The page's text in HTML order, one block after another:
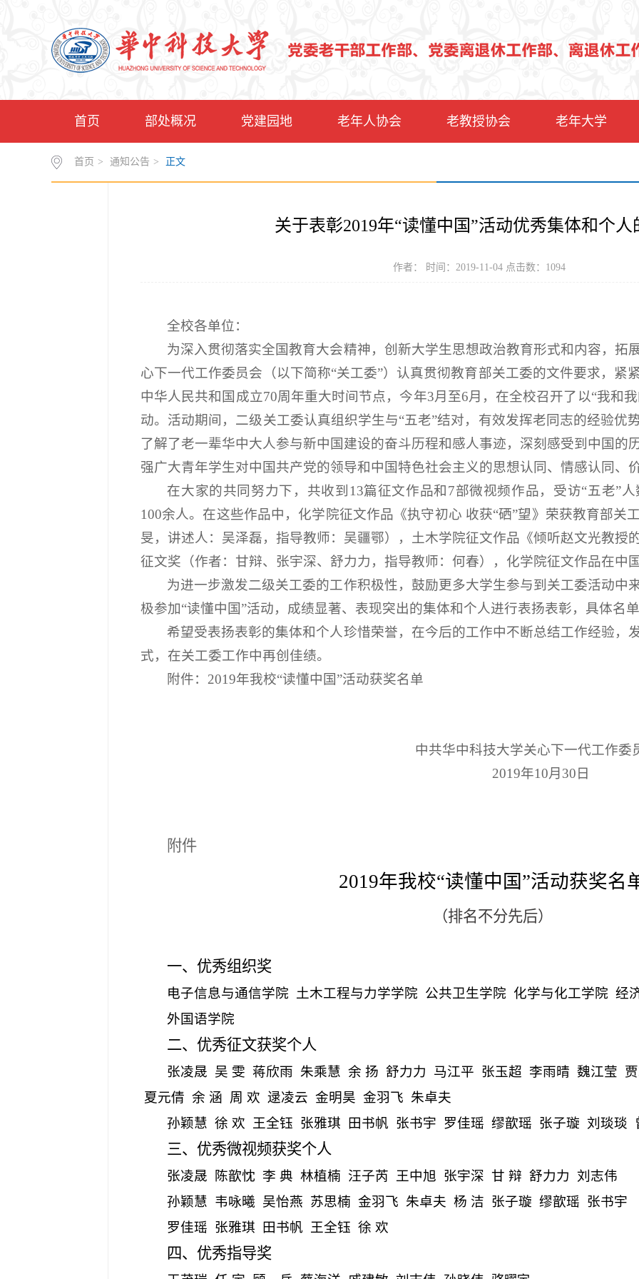
首页 部处概况 党建园地 老年人协会 老教授协会 老年大学
首页 > 通知公告 > 正文
关于表彰2019年“读懂中国”活动优秀集体和个人
作者： 时间：2019-11-04 点击数： 1094
全校各单位：
为深入贯彻落实全国教育大会精神，创新大学生思想政治教育形式和内容，拓
心下一代工作委员会（以下简称“关工委”）认真贯彻教育部关工委的文件要求，紧
中华人民共和国成立70周年重大时间节点，今年3月至6月，在全校召开了以“我和
动。活动期间，二级关工委认真组织学生与“五老”结对，有效发挥老同志的经验优
了解了老一辈华中大人参与新中国建设的奋斗历程和感人事迹，深刻感受到中国的
强广大青年学生对中国共产党的领导和中国特色社会主义的思想认同、情感认同、
在大家的共同努力下，共收到13篇征文作品和7部微视频作品，受访“五老”
100余人。在这些作品中，化学院征文作品《执守初心 收获“硒”望》荣获教育部关
旻，讲述人：吴泽磊，指导教师：吴疆鄂），土木学院征文作品《倾听赵文光教授
征文奖（作者：甘辩、张宇深、舒力力，指导教师：何春），化学院征文作品在中
为进一步激发二级关工委的工作积极性，鼓励更多大学生参与到关工委活动中
极参加“读懂中国”活动，成绩显著、表现突出的集体和个人进行表扬表彰，具体名
希望受表扬表彰的集体和个人珍惜荣誉，在今后的工作中不断总结工作经验，
式，在关工委工作中再创佳绩。
附件：2019年我校“读懂中国”活动获奖名单
中共华中科技大学关心下一代工作委
2019年10月30日
附件
2019年我校“读懂中国”活动获奖名
（排名不分先后）
一、优秀组织奖
电子信息与通信学院 土木工程与力学学院 公共卫生学院 化学与化工学院 经
外国语学院
二、优秀征文获奖个人
张凌晟 吴 雯 蒋欣雨 朱乘慧 余 扬 舒力力 马江平 张玉超 李雨晴 魏江莹
夏元倩 余 涵 周 欢 逯凌云 金明昊 金羽飞 朱卓夫
孙颖慧 徐 欢 王全钰 张雅琪 田书帆 张书宇 罗佳瑶 缪歆瑶 张子璇 刘琰琰
三、优秀微视频获奖个人
张凌晟 陈歆忱 李 典 林植楠 汪子芮 王中旭 张宇深 甘 辩 舒力力 刘志伟
孙颖慧 韦咏曦 吴怡燕 苏思楠 金羽飞 朱卓夫 杨 洁 张子璇 缪歆瑶 张书宇
罗佳瑶 张雅琪 田书帆 王全钰 徐 欢
四、优秀指导奖